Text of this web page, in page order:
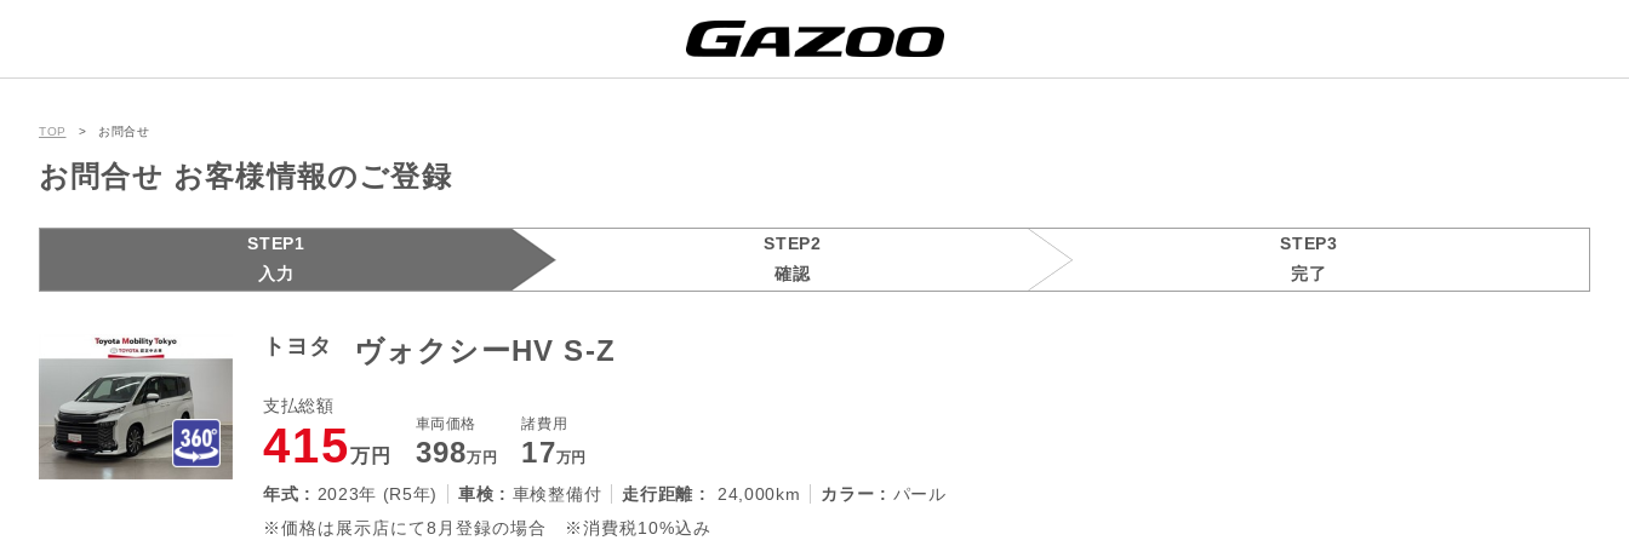
TOP お問合せ
お問合せ お客様情報のご登録
STEP1
入力
STEP2
確認
STEP3
完了
トヨタ ヴォクシーHV S-Z
支払総額
415万円
車両価格
398万円
諸費用
17万円
年式 : 2023年 (R5年) 車検 : 車検整備付 走行距離 : 24,000km カラー : パール
※価格は展示店にて8月登録の場合 ※消費税10%込み